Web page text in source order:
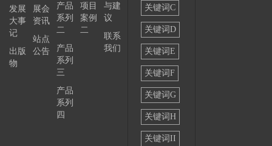
发展
大事
记
出版
物
展会
资讯
站点
公告
产品
系列
二
产品
系列
三
产品
系列
四
项目
案例
二
与建
议
联系
我们
关键词C
关键词D
关键词E
关键词F
关键词G
关键词H
关键词II